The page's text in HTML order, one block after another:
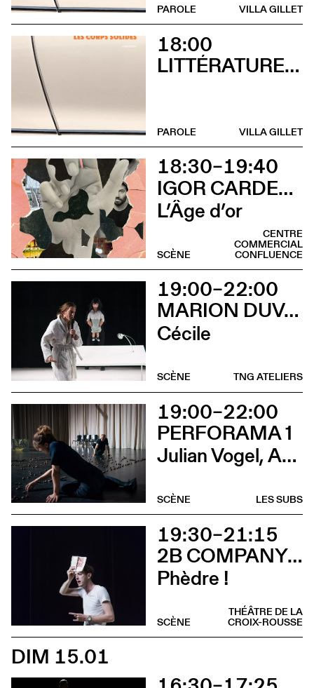
VILLA GILLET
PAROLE
18:00
LITTÉRATURES SUISSES
VILLA GILLET
PAROLE
18:30–19:40
IGOR CARDELLINI & TOMAS GONZALEZ
L’Âge d’or
CENTRE
COMMERCIAL
CONFLUENCE
SCÈNE
19:00–22:00
MARION DUVAL - CHRIS CADILLAC
Cécile
TNG ATELIERS
SCÈNE
19:00–22:00
PERFORAMA 1
Julian Vogel, Aurélien Dougé, Igor Cardellini & Tomas Gonzalez
LES SUBS
SCÈNE
19:30–21:15
2B COMPANY - FRANÇOIS GREMAUD
Phèdre !
THÉÂTRE DE LA
CROIX-ROUSSE
SCÈNE
DIM 15.01